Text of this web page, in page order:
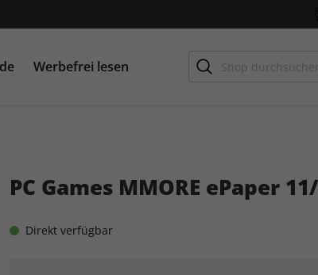
Werbefrei lesen
Zwischensumme
inkl. MwSt., ggf. zzgl.
PC Games MMORE ePaper
Direkt verfügbar